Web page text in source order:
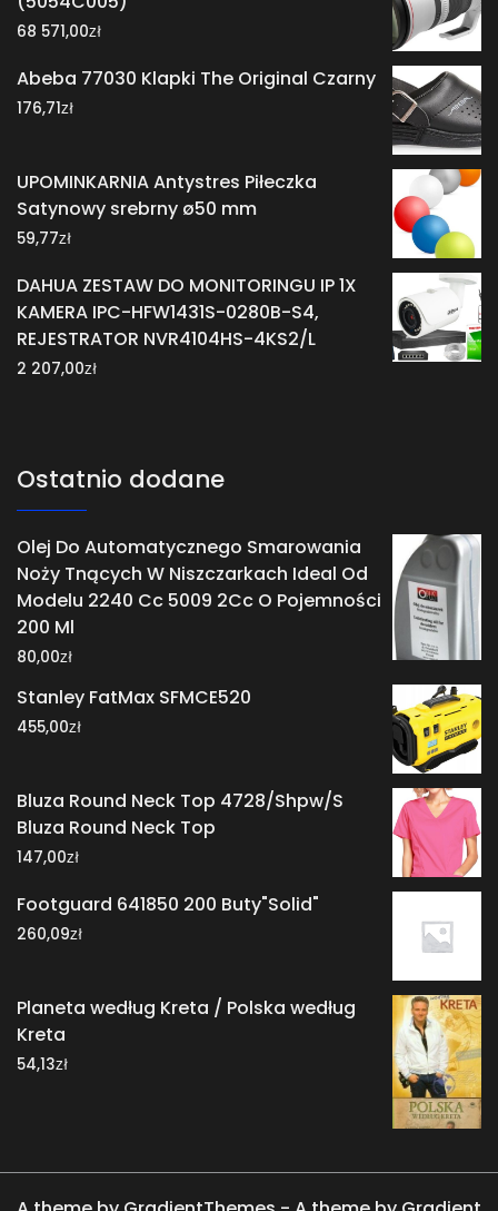
68 571,00zł
Abeba 77030 Klapki The Original Czarny
176,71zł
UPOMINKARNIA Antystres Piłeczka
Satynowy srebrny ø50 mm
59,77zł
DAHUA ZESTAW DO MONITORINGU IP 1X
KAMERA IPC-HFW1431S-0280B-S4,
REJESTRATOR NVR4104HS-4KS2/L
2 207,00zł
Ostatnio dodane
Olej Do Automatycznego Smarowania
Noży Tnących W Niszczarkach Ideal Od
Modelu 2240 Cc 5009 2Cc O Pojemności
200 Ml
80,00zł
Stanley FatMax SFMCE520
455,00zł
Bluza Round Neck Top 4728/Shpw/S
Bluza Round Neck Top
147,00zł
Footguard 641850 200 Buty"Solid"
260,09zł
Planeta według Kreta / Polska według
Kreta
54,13zł